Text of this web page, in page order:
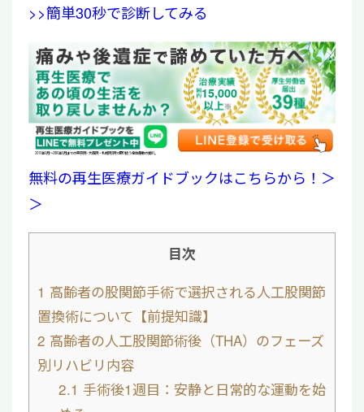
>>簡単30秒で診断してみる
15,000
2019年6月〜2026年6月までの東京院・大阪院・札幌院3院で取り扱う全治療数の累計。
無料の再生医療ガイドブックはこちらから！＞
＞
目次
1 高齢者の股関節手術で選択される人工股関節
置換術について【前提知識】
2 高齢者の人工股関節術後（THA）のフェーズ
別リハビリ内容
2.1 手術後1週目：安静と日常的な運動を始